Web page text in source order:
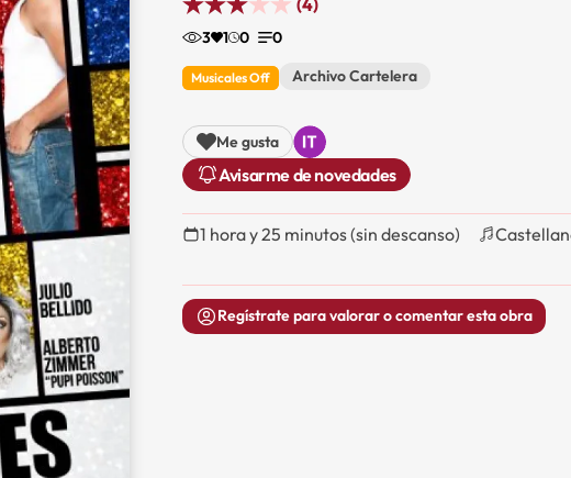
3 1 0 0
Musicales Off Archivo Cartelera
Me gusta
Avisarme de novedades
1 hora y 25 minutos (sin descanso)
Regístrate para valorar o comentar esta obra